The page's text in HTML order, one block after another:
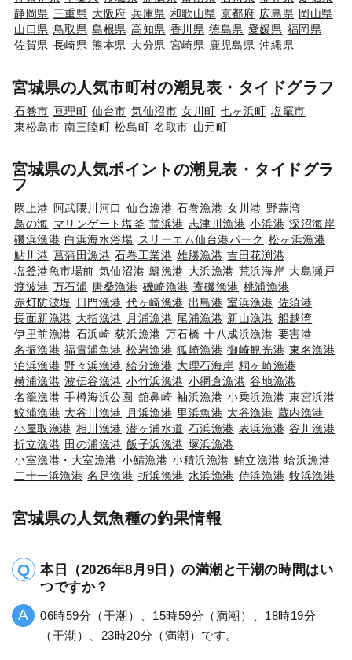
静岡県 三重県 大阪府 兵庫県 和歌山県 京都府 広島県 岡山県
山口県 鳥取県 島根県 高知県 香川県 徳島県 愛媛県 福岡県
佐賀県 長崎県 熊本県 大分県 宮崎県 鹿児島県 沖縄県
宮城県の人気市町村の潮見表・タイドグラフ
石巻市 亘理町 仙台市 気仙沼市 女川町 七ヶ浜町 塩竈市
東松島市 南三陸町 松島町 名取市 山元町
宮城県の人気ポイントの潮見表・タイドグラ
フ
閖上港 阿武隈川河口 仙台漁港 石巻漁港 女川港 野蒜湾
鳥の海 マリンゲート塩釜 荒浜港 志津川漁港 小浜港 深沼海岸
磯浜漁港 白浜海水浴場 スリーエム仙台港パーク 松ヶ浜漁港
鮎川港 菖蒲田漁港 石巻工業港 雄勝漁港 吉田花渕港
塩釜港魚市場前 気仙沼港 籬漁港 大浜漁港 荒浜海岸 大島瀬戸
渡波港 万石浦 唐桑漁港 磯崎漁港 寄磯漁港 桃浦漁港
赤灯防波堤
日門漁港 代ヶ崎漁港 出島港 室浜漁港 佐須港
長面新漁港 大指漁港 月浦漁港 尾浦漁港 新山漁港 船越湾
伊里前漁港 石浜崎 荻浜漁港 万石橋 十八成浜漁港 要害港
名振漁港 福貴浦魚港 松岩漁港 狐崎漁港 御崎観光港 東名漁港
泊浜漁港 野々浜漁港 給分漁港 大理石海岸 桐ヶ崎漁港
横浦漁港 波伝谷漁港 小竹浜漁港 小網倉漁港 谷地漁港
名籠漁港 手樽海浜公園 舘鼻崎 袖浜漁港 小乗浜漁港 東宮浜港
鮫浦漁港 大谷川漁港 月浜漁港 里浜魚港 大谷漁港 蔵内漁港
小屋取漁港 相川漁港 潜ヶ浦水道 石浜漁港 表浜漁港 谷川漁港
折立漁港 田の浦漁港 飯子浜漁港 塚浜漁港
小室漁港・大室漁港 小鯖漁港 小積浜漁港 鮪立漁港 蛤浜漁港
二十一浜漁港 名足漁港 折浜漁港 水浜漁港 侍浜漁港 牧浜漁港
宮城県の人気魚種の釣果情報
本日（2026年8月9日）の満潮と干潮の時間はい
つですか？
06時59分（干潮）、15時59分（満潮）、18時19分
（干潮）、23時20分（満潮）です。